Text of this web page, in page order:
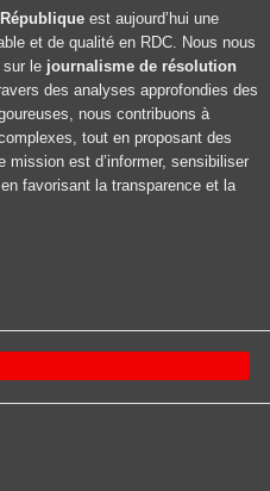
est aujourd’hui une
et de qualité en RDC. Nous nous
sur le journalisme de résolution
des analyses approfondies des
nous contribuons à
tout en proposant des
est d’informer, sensibiliser
favorisant la transparence et la